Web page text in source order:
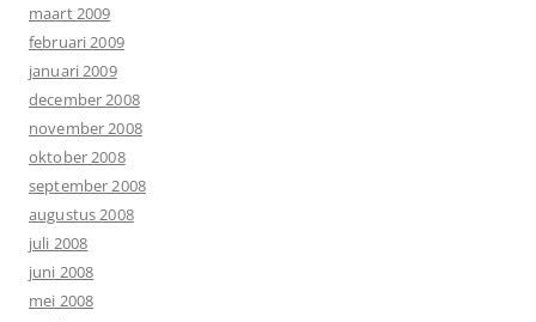
maart 2009
februari 2009
januari 2009
december 2008
november 2008
oktober 2008
september 2008
augustus 2008
juli 2008
juni 2008
mei 2008